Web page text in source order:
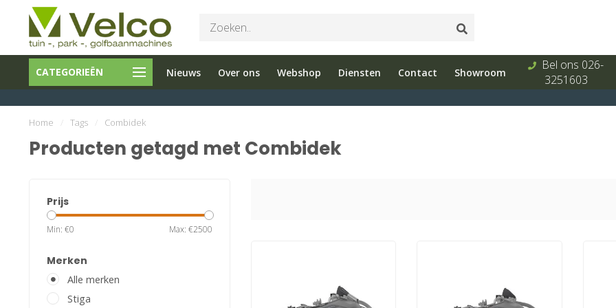
CATEGORIEËN Nieuws Over ons Webshop Diensten Contact Showroom
3251603
Parkmachines
en reparatie
met advies
Bel ons 026-
3251603
Home Tags Combidek
Producten getagd met Combidek
Prijs
Min: €0 Max: €2500
Merken
Alle merken
Stiga